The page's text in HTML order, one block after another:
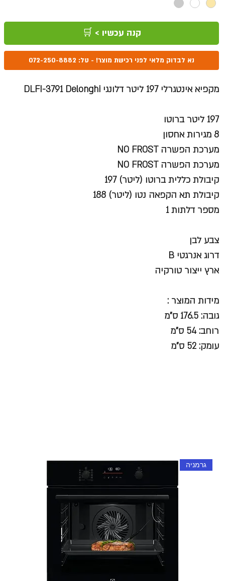
קנה עכשיו > 🛒
נא לבדוק מלאי לפני רכישת מוצר! - טל: 072-250-8882
מקפיא אינטגרלי 197 ליטר דלונגי DLFI-3791 Delonghi
197 ליטר ברוטו
8 מגירות אחסון
מערכת הפשרה NO FROST
מערכת הפשרה NO FROST
קיבולת כללית ברוטו (ליטר) 197
קיבולת תא הקפאה נטו (ליטר) 188
מספר דלתות 1
צבע לבן
דרוג אנרגטי B
ארץ ייצור טורקיה
מידות המוצר :
גובה: 176.5 ס"מ
רוחב: 54 ס"מ
עומק: 52 ס"מ
גרמניה